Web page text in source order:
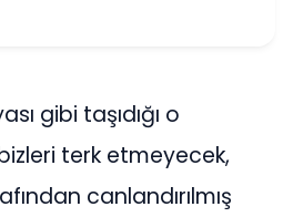
gibi taşıdığı o
terk etmeyecek,
canlandırılmış